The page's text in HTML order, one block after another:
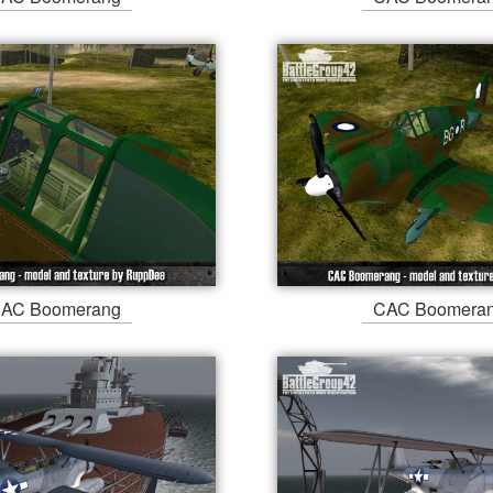
Boomerang CAC